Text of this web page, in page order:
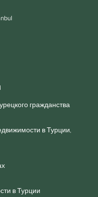
гражданства
в Турции,
в Турции